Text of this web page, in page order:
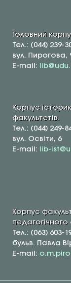
Головний
Тел.: (044) 239-
вул. Пирогова,
E-mail:
Корпус
факультетів.
Тел.: (044) 249-
вул. Освіти, 6
E-mail:
lib-
Корпус
педагогічного
Тел.: (063) 603-
бульв. Павла
E-mail: